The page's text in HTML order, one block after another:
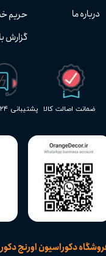
دکوراسیون اورنج
پشتیبانی ۲۴ ساعته ضمانت اصالت کالا
حریم
گزارش
درباره ما